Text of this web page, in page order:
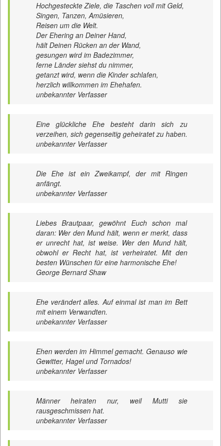
Hochgesteckte Ziele, die Taschen voll mit Geld,
Singen, Tanzen, Amüsieren,
Reisen um die Welt.
Der Ehering an Deiner Hand,
hält Deinen Rücken an der Wand,
gesungen wird im Badezimmer,
ferne Länder siehst du nimmer,
getanzt wird, wenn die Kinder schlafen,
herzlich willkommen im Ehehafen.
unbekannter Verfasser
Eine glückliche Ehe besteht darin sich zu
verzeihen, sich gegenseitig geheiratet zu haben.
unbekannter Verfasser
Die Ehe ist ein Zweikampf, der mit Ringen
anfängt.
unbekannter Verfasser
Liebes Brautpaar, gewöhnt Euch schon mal
daran: Wer den Mund hält, wenn er merkt, dass
er unrecht hat, ist weise. Wer den Mund hält,
obwohl er Recht hat, ist verheiratet. Mit den
besten Wünschen für eine harmonische Ehe!
George Bernard Shaw
Ehe verändert alles. Auf einmal ist man im Bett
mit einem Verwandten.
unbekannter Verfasser
Ehen werden im Himmel gemacht. Genauso wie
Gewitter, Hagel und Tornados!
unbekannter Verfasser
Männer heiraten nur, weil Mutti sie
rausgeschmissen hat.
unbekannter Verfasser